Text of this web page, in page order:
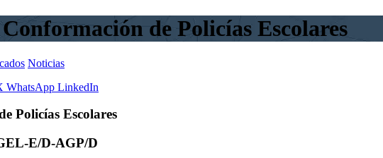
de Policías Escolares
Noticias
WhatsApp LinkedIn
Policías Escolares
E/D-AGP/D